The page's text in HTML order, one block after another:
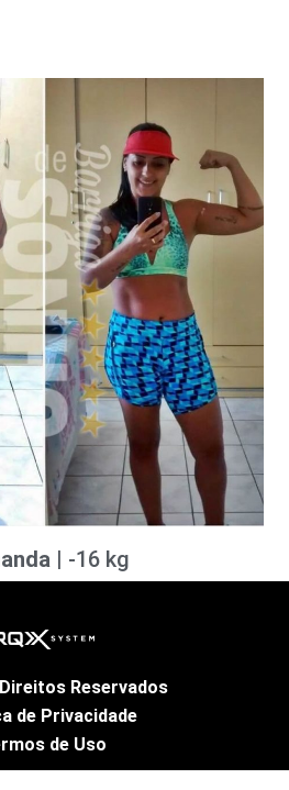
| -16 kg
Reservados
de Privacidade
de Uso